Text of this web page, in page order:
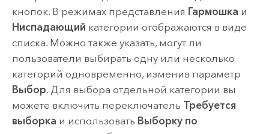
кнопок. В режимах представления Гармошка и
Ниспадающий категории отображаются в виде
списка. Можно также указать, могут ли
пользователи выбирать одну или несколько
категорий одновременно, изменив параметр
Выбор. Для выбора отдельной категории вы
можете включить переключатель Требуется
выборка и использовать Выборку по